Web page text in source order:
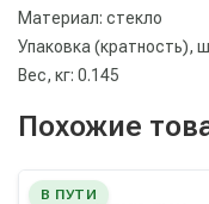
Материал: стекло
Упаковка (кратность),
Вес, кг: 0.145
Похожие
В ПУТИ